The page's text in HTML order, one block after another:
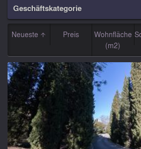
Geschäftskategorie
Neueste Preis
Wohnfläche
(m2)